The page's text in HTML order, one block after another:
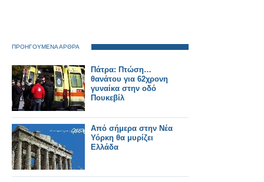
ΠΡΟΗΓΟΥΜΕΝΑ ΑΡΘΡΑ
Πάτρα: Πτώση…
θανάτου για 62χρονη
γυναίκα στην οδό
Πουκεβίλ
Από σήμερα στην Νέα
Υόρκη θα μυρίζει
Ελλάδα